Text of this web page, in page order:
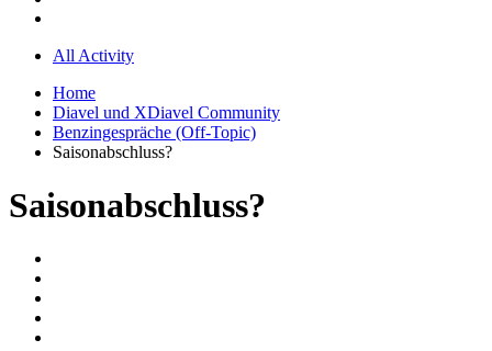
All Activity
Home
Diavel und XDiavel Community
Benzingespräche (Off-Topic)
Saisonabschluss?
Saisonabschluss?